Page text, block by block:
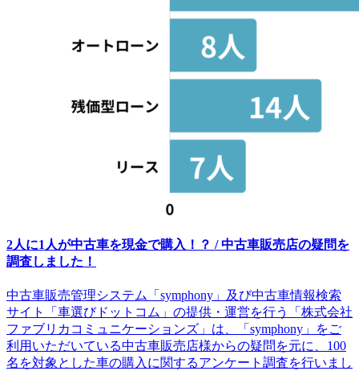
2人に1人が中古車を現金で購入！？ / 中古車販売店の疑問を
調査しました！
中古車販売管理システム「symphony」及び中古車情報検索
サイト「車選びドットコム」の提供・運営を行う「株式会社
ファブリカコミュニケーションズ」は、「symphony」をご
利用いただいている中古車販売店様からの疑問を元に、100
名を対象とした車の購入に関するアンケート調査を行いまし